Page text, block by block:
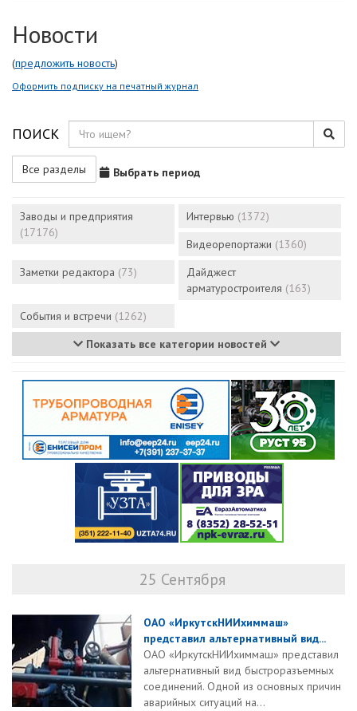
Новости
(предложить новость)
Оформить подписку на печатный журнал
ПОИСК
Все разделы Выбрать период
Заводы и предприятия
(17176)
Интервью (1372)
Видеорепортажи (1360)
Заметки редактора (73)
Дайджест
арматуростроителя (163)
События и встречи (1262)
Показать все категории новостей
25 Сентября
ОАО «ИркутскНИИхиммаш»
представил альтернативный вид...
ОАО «ИркутскНИИхиммаш» представил
альтернативный вид быстроразъемных
соединений. Одной из основных причин
аварийных ситуаций на...